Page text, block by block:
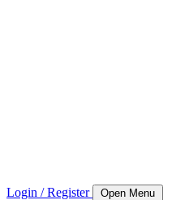
Login / Register Open Menu